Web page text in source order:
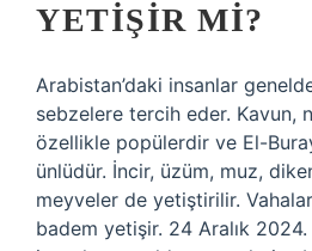
YETIŞIR MI?
Arabistan’daki insanlar
sebzelere tercih eder. Kavun,
özellikle popülerdir ve El-
ünlüdür. İncir, üzüm, muz,
meyveler de yetiştirilir.
badem yetişir. 24 Aralık 2024.